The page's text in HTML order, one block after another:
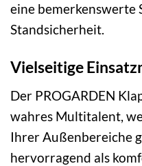
eine bemerkenswerte
Standsicherheit.
Vielseitige
Der PROGARDEN
wahres Multitalent,
Ihrer Außenbereiche
hervorragend als